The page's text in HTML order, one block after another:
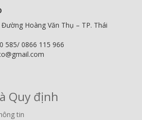
Đường Hoàng Văn Thụ – TP. Thái
585/ 0866 115 966
Quy định
tin